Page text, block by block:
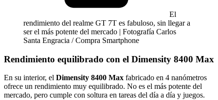
El
rendimiento del realme GT 7T es fabuloso, sin llegar a
ser el más potente del mercado | Fotografía Carlos
Santa Engracia / Compra Smartphone
Rendimiento equilibrado con el Dimensity 8400 Max
En su interior, el Dimensity 8400 Max fabricado en 4 nanómetros
ofrece un rendimiento muy equilibrado. No es el más potente del
mercado, pero cumple con soltura en tareas del día a día y juegos.